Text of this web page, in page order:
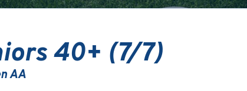
40+ (7/7)
AA